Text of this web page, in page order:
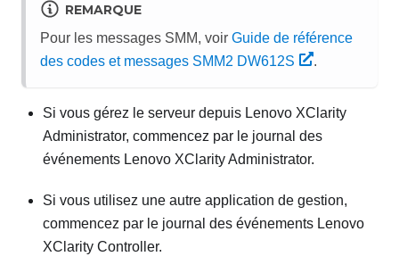
REMARQUE
Pour les messages SMM, voir Guide de référence
des codes et messages SMM2 DW612S
.
Si vous gérez le serveur depuis Lenovo XClarity
Administrator, commencez par le journal des
événements Lenovo XClarity Administrator.
Si vous utilisez une autre application de gestion,
commencez par le journal des événements Lenovo
XClarity Controller.